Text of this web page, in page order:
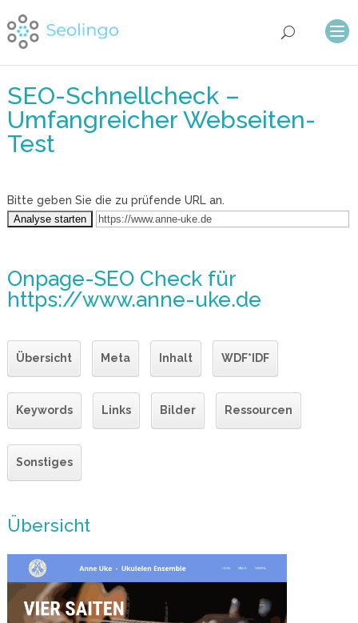
SEO-Schnellcheck –
Umfangreicher Webseiten-
Test
Bitte geben Sie die zu prüfende URL an.
Onpage-SEO Checkfür
https://www.anne-uke.de
Übersicht Meta Inhalt WDF*IDF
Keywords Links Bilder Ressourcen
Sonstiges
Übersicht